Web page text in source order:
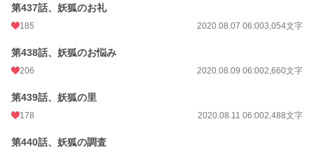
第437話、妖狐のお礼
185 2020.08.07 06:003,054文字
第438話、妖狐のお悩み
206 2020.08.09 06:002,660文字
第439話、妖狐の里
178 2020.08.11 06:002,488文字
第440話、妖狐の調査